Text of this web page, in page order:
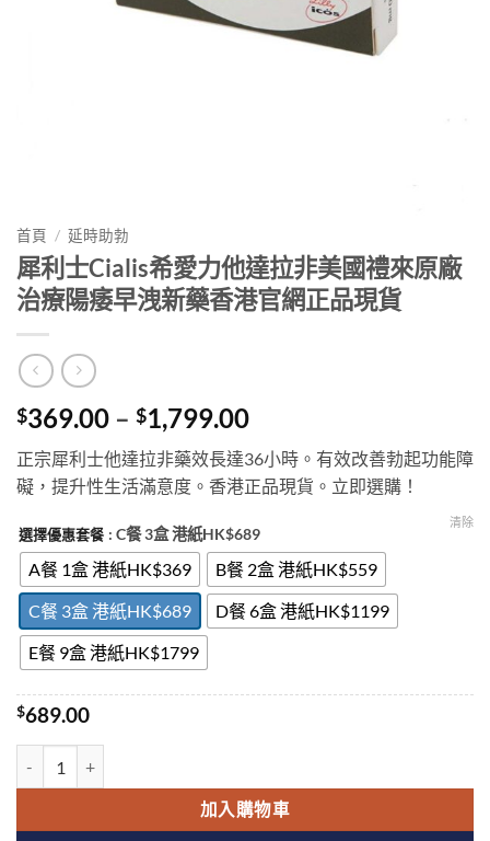
首頁 / 延時助勃
犀利士Cialis希愛力他達拉非美國禮來原廠
治療陽痿早洩新藥香港官網正品現貨
$369.00 – $1,799.00Price
range:
$369.00
through
$1,799.00
正宗犀利士他達拉非藥效長達36小時。有效改善勃起功能障
礙，提升性生活滿意度。香港正品現貨。立即選購！
選擇優惠套餐 : C餐 3盒 港紙HK$689
A餐 1盒 港紙HK$369
B餐 2盒 港紙HK$559
C餐 3盒 港紙HK$689
D餐 6盒 港紙HK$1199
E餐 9盒 港紙HK$1799
清除
$689.00
加入購物車